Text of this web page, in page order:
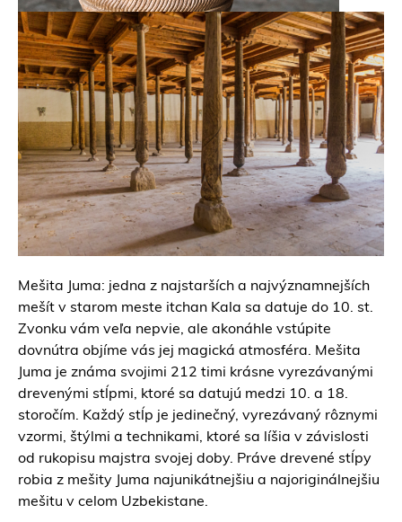
Mešita Juma: jedna z najstarších a najvýznamnejších
mešít v starom meste itchan Kala sa datuje do 10. st.
Zvonku vám veľa nepvie, ale akonáhle vstúpite
dovnútra objíme vás jej magická atmosféra. Mešita
Juma je známa svojimi 212 timi krásne vyrezávanými
drevenými stĺpmi, ktoré sa datujú medzi 10. a 18.
storočím. Každý stĺp je jedinečný, vyrezávaný rôznymi
vzormi, štýlmi a technikami, ktoré sa líšia v závislosti
od rukopisu majstra svojej doby. Práve drevené stĺpy
robia z mešity Juma najunikátnejšiu a najoriginálnejšiu
mešitu v celom Uzbekistane.